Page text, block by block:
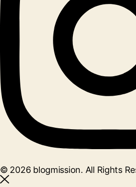
© 2026 blogmission. All Rights